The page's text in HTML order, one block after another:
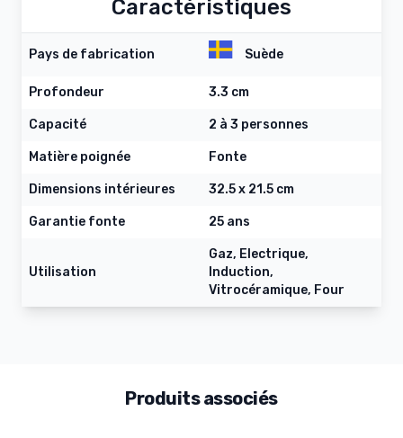
Caractéristiques
Pays de fabrication Suède
Profondeur 3.3 cm
Capacité 2 à 3 personnes
Matière poignée Fonte
Dimensions intérieures 32.5 x 21.5 cm
Garantie fonte 25 ans
Utilisation
Gaz, Electrique,
Induction,
Vitrocéramique, Four
Produits associés